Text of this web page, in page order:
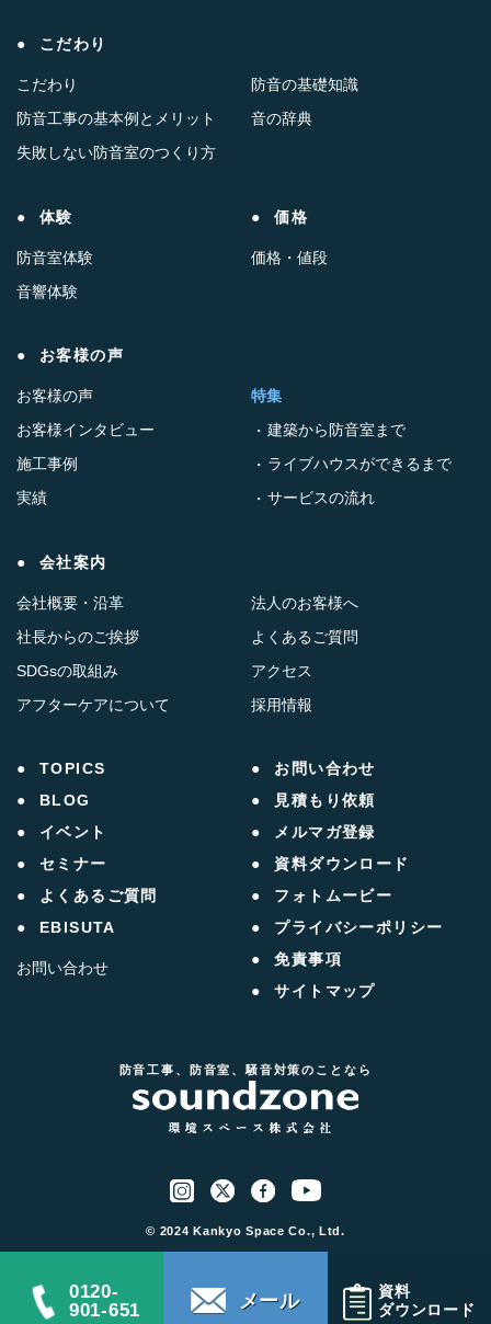
0120-
901-651
メール
資料
ダウンロード
こだわり
こだわり
防音工事の基本例とメリット
失敗しない防音室のつくり方
防音の基礎知識
音の辞典
体験
防音室体験
音響体験
価格
価格・値段
お客様の声
お客様の声
お客様インタビュー
施工事例
実績
特集
建築から防音室まで
ライブハウスができるまで
サービスの流れ
会社案内
会社概要・沿革
社長からのご挨拶
SDGsの取組み
アフターケアについて
法人のお客様へ
よくあるご質問
アクセス
採用情報
TOPICS
BLOG
イベント
セミナー
よくあるご質問
EBISUTA
お問い合わせ
お問い合わせ
見積もり依頼
メルマガ登録
資料ダウンロード
フォトムービー
プライバシーポリシー
免責事項
サイトマップ
防音工事、防音室、騒音対策のことなら
© 2024 Kankyo Space Co., Ltd.